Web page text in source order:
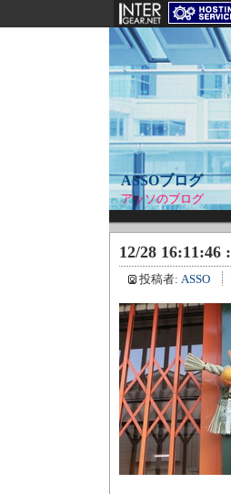
ASSOブログ
アッソのブログ
12/28 16:11:46 :
投稿者: ASSO